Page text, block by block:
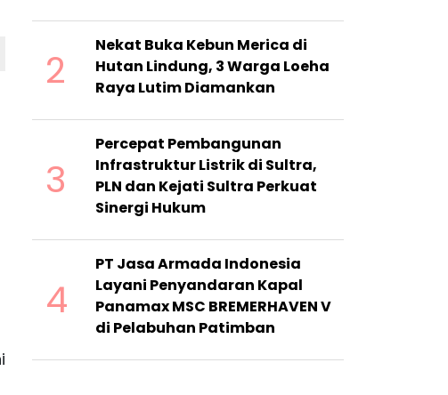
2
Nekat Buka Kebun Merica di
Hutan Lindung, 3 Warga Loeha
Raya Lutim Diamankan
3
Percepat Pembangunan
Infrastruktur Listrik di Sultra,
PLN dan Kejati Sultra Perkuat
Sinergi Hukum
4
PT Jasa Armada Indonesia
Layani Penyandaran Kapal
Panamax MSC BREMERHAVEN V
di Pelabuhan Patimban